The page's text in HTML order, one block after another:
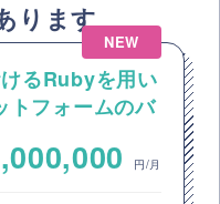
ります
NEW
るRubyを用い
トフォームのバ
円/月